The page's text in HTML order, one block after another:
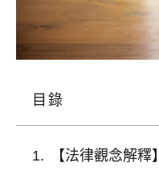
目錄
【法律觀念解釋】